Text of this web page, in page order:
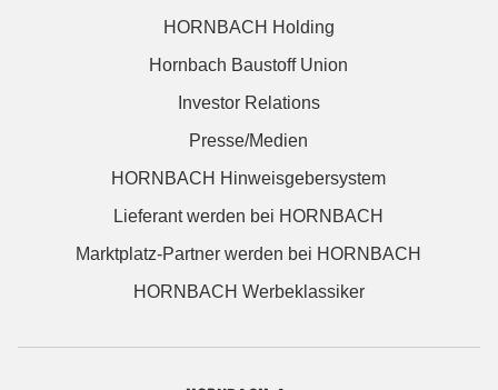
HORNBACH Holding
Hornbach Baustoff Union
Investor Relations
Presse/Medien
HORNBACH Hinweisgebersystem
Lieferant werden bei HORNBACH
Marktplatz-Partner werden bei HORNBACH
HORNBACH Werbeklassiker